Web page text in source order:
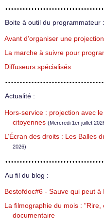
Boite à outil du programmateur :
Avant d’organiser une
La marche à suivre pour
Diffuseurs spécialisés
Actualité :
Hors-service : projection avec
citoyennes (Mercredi 1er juillet
L’Écran des droits : Les Balles
2026)
Au fil du blog :
Bestofdoc#6 - Sauve qui peut à
La filmographie du mois : "Rire,
documentaire